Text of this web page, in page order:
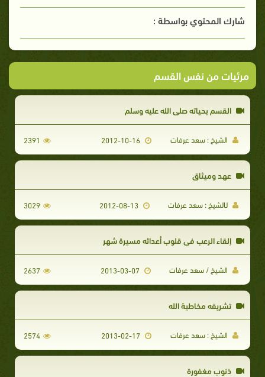
شارك المحتوي بواسطة :
مرئيات من نفس القسم
القسم بحياته صلى الله عليه وسلم
الشيخ : سعد عرفات 2391
عهد وميثاق
لـالشيخ : سعد عرفات 3029
إلقاء الرعب في قلوب أعدائه مسيرة شهر
الشيخ / سعد عرفات 2637
تشريفه مخاطبة الله
الشيخ : سعد عرفات 2574
ذنوب مغفورة